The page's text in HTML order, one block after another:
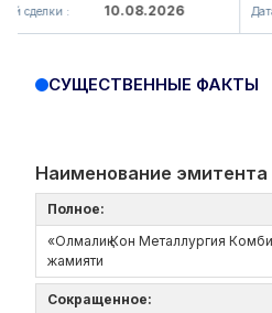
сделки : 10.08.2026
СУЩЕСТВЕННЫЕ ФАКТЫ
Наименование эмитента
Полное:
«Олмалиқ Кон Металлургия
жамияти
Сокращенное: